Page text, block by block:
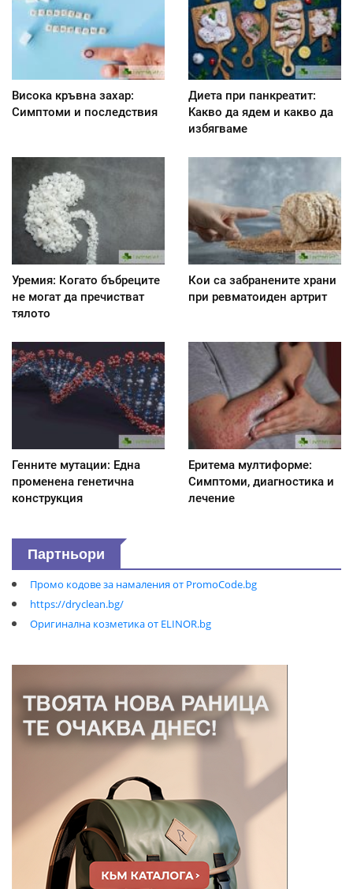
Висока кръвна захар:
Симптоми и последствия
Диета при панкреатит:
Kакво да ядем и какво да
избягваме
Уремия: Когато бъбреците
не могат да пречистват
тялото
Кои са забранените храни
при ревматоиден артрит
Генните мутации: Една
променена генетична
конструкция
Еритема мултиформе:
Симптоми, диагностика и
лечение
Партньори
Промо кодове за намаления от PromoCode.bg
https://dryclean.bg/
Оригинална козметика от ELINOR.bg